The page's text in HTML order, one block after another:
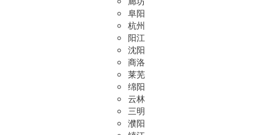
阜阳
杭州
阳江
沈阳
商洛
莱芜
绵阳
云林
三明
濮阳